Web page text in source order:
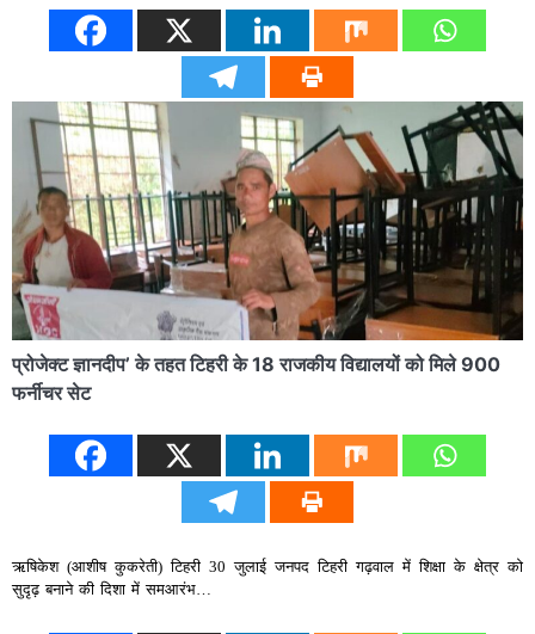
प्रोजेक्ट ज्ञानदीप’ के तहत टिहरी के 18 राजकीय विद्यालयों को मिले 900
फर्नीचर सेट
ऋषिकेश (आशीष कुकरेती) टिहरी 30 जुलाई जनपद टिहरी गढ़वाल में शिक्षा के क्षेत्र को
सुदृढ़ बनाने की दिशा में समआरंभ…